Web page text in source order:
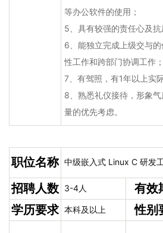
等办公软件的使用；
5、具有较强的责任心及抗
6、能独立完成上级交与
性工作和跨部门协调工作；
7、有驾照，有1年以上实
8、熟悉礼仪接待，形象
量的优先考虑。
职位名称 中级嵌入式 Linux C 研发
招聘人数 3-4人 有效
学历要求 本科及以上 性别